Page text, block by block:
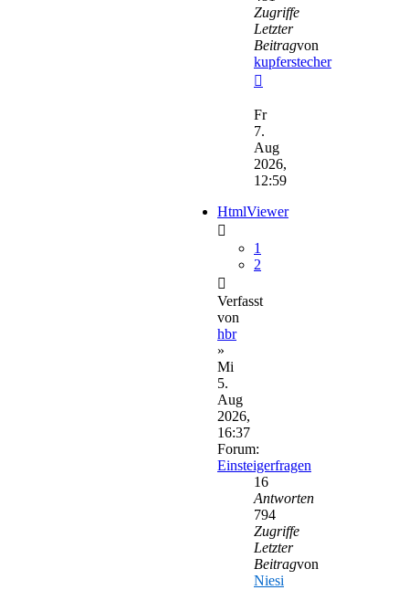
Zugriffe
Letzter
Beitragvon
kupferstecher
Beitrag
Fr
7.
Aug
2026,
12:59
HtmlViewer
1
2
Verfasst
von
hbr
»
Mi
5.
Aug
2026,
16:37
Forum:
Einsteigerfragen
16
Antworten
794
Zugriffe
Letzter
Beitragvon
Niesi